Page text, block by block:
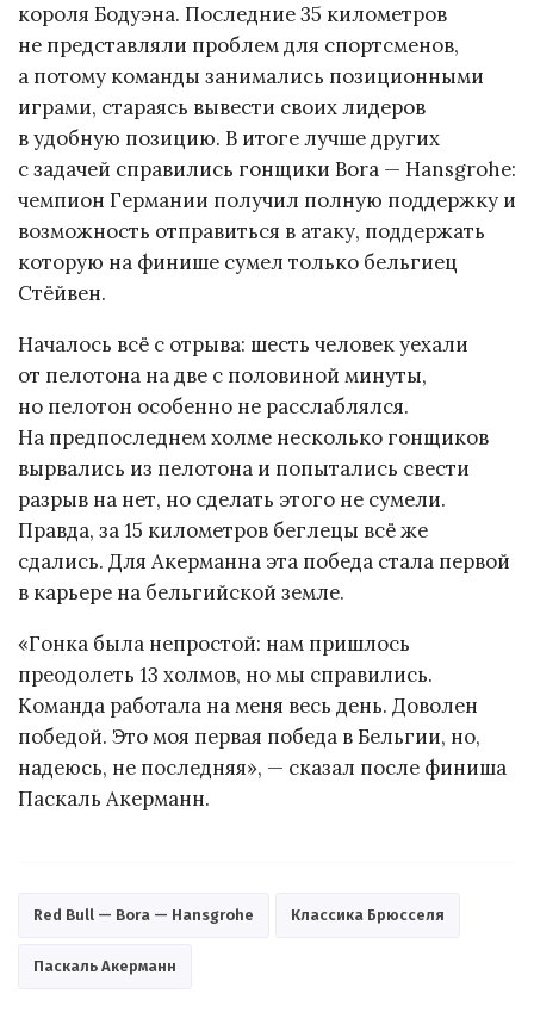
короля Бодуэна. Последние 35 километров
не представляли проблем для спортсменов,
а потому команды занимались позиционными
играми, стараясь вывести своих лидеров
в удобную позицию. В итоге лучше других
с задачей справились гонщики Bora — Hansgrohe:
чемпион Германии получил полную поддержку и
возможность отправиться в атаку, поддержать
которую на финише сумел только бельгиец
Стёйвен.
Началось всё с отрыва: шесть человек уехали
от пелотона на две с половиной минуты,
но пелотон особенно не расслаблялся.
На предпоследнем холме несколько гонщиков
вырвались из пелотона и попытались свести
разрыв на нет, но сделать этого не сумели.
Правда, за 15 километров беглецы всё же
сдались. Для Акерманна эта победа стала первой
в карьере на бельгийской земле.
«Гонка была непростой: нам пришлось
преодолеть 13 холмов, но мы справились.
Команда работала на меня весь день. Доволен
победой. Это моя первая победа в Бельгии, но,
надеюсь, не последняя», — сказал после финиша
Паскаль Акерманн.
Red Bull — Bora — Hansgrohe Классика Брюсселя
Паскаль Акерманн